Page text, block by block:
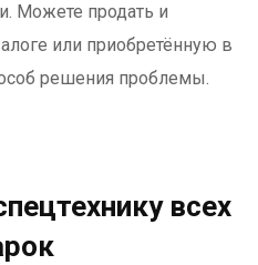
Можете продать и
или приобретённую в
решения проблемы.
всех